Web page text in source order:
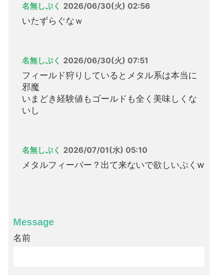
名無しぷく 2026/06/30(火) 02:56
いたずらぐなｗ
名無しぷく 2026/06/30(火) 07:51
フィールド狩りしているとメタル系は本当に
邪魔
いまどき経験値もゴールドも全く美味しくな
いし
名無しぷく 2026/07/01(水) 05:10
メタルフィーバー？出て来ないで欲しいぷくw
Message
名前